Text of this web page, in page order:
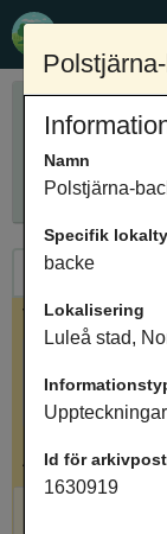
Sök
Innehåller
Ortnamn
Valt ortnamn
län,
Antal
Namn
Polstjärna-
Specifik
backe
Lokalisering
Luleå stad,
Uppteckningar
Id för
1630919